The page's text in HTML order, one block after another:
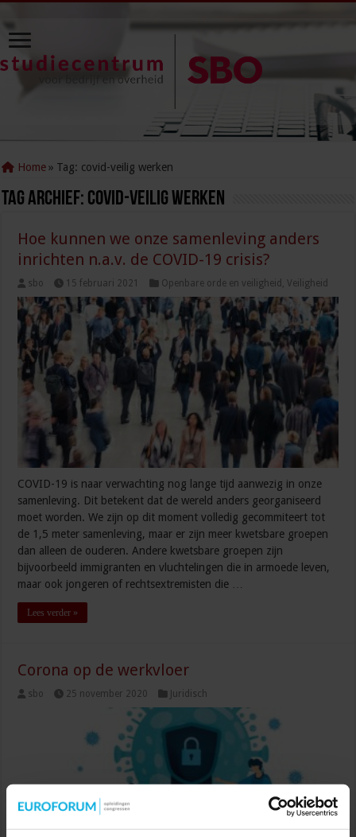
Home » Tag: covid-veilig werken
Tag Archief: covid-veilig werken
Hoe kunnen we onze samenleving anders
inrichten n.a.v. de COVID-19 crisis?
sbo 15 februari 2021 Openbare orde en veiligheid ,Veiligheid
COVID-19 is naar verwachting nog lange tijd aanwezig in onze
samenleving. Dit betekent dat de wereld anders georganiseerd
moet worden. We zijn op dit moment volledig gecommiteert tot
de 1,5 meter samenleving, maar er zijn meer kwetsbare groepen
dan alleen de ouderen. Andere kwetsbare groepen zijn
bijvoorbeeld immigranten en vluchtelingen die in armoede leven,
maar ook jongeren of rechtsextremisten die …
Lees verder »
Corona op de werkvloer
sbo 25 november 2020 Juridisch